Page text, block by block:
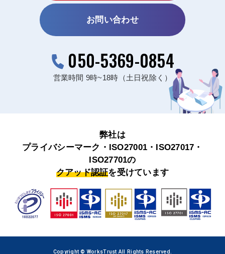
お問い合わせ
050-5369-0854
営業時間 9時~18時（土日祝除く）
弊社は
プライバシーマーク・ISO27001・ISO27017・
ISO27701の
クアッド認証を受けています
Copyright © WorksTrust All Rights Reserved.